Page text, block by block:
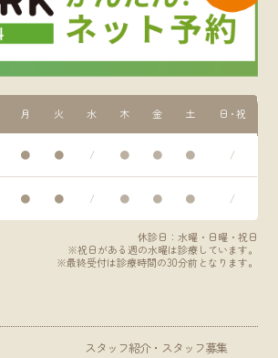
月 火 水 木 金 土 日・祝
● ● / ● ● ● /
● ● / ● ● ● /
休診日：水曜・日曜・祝日
※祝日がある週の水曜は診療しています。
※最終受付は診療時間の30分前となります。
スタッフ紹介・スタッフ募集